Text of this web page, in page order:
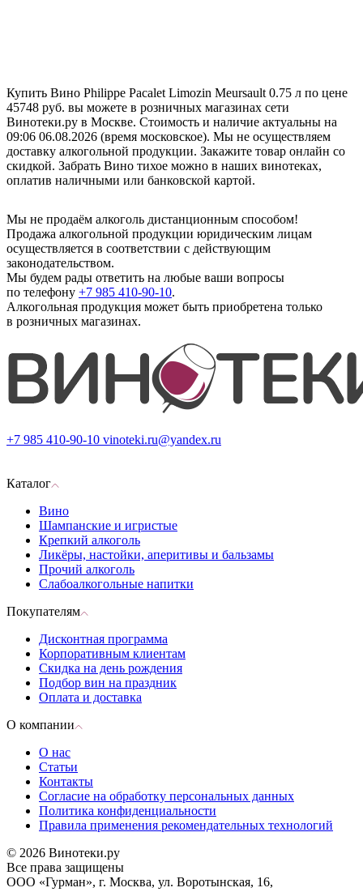
Купить Вино Philippe Pacalet Limozin Meursault 0.75 л по цене
45748 руб. вы можете в розничных магазинах сети
Винотеки.ру в Москве. Стоимость и наличие актуальны на
09:06 06.08.2026 (время московское). Мы не осуществляем
доставку алкогольной продукции. Закажите товар онлайн со
скидкой. Забрать Вино тихое можно в наших винотеках,
оплатив наличными или банковской картой.
Мы не продаём алкоголь дистанционным способом!
Продажа алкогольной продукции юридическим лицам
осуществляется в соответствии с действующим
законодательством.
Мы будем рады ответить на любые ваши вопросы
по телефону +7 985 410-90-10.
Алкогольная продукция может быть приобретена только
в розничных магазинах.
+7 985 410-90-10 vinoteki.ru@yandex.ru
Каталог
Вино
Шампанские и игристые
Крепкий алкоголь
Ликёры, настойки, аперитивы и бальзамы
Прочий алкоголь
Слабоалкогольные напитки
Покупателям
Дисконтная программа
Корпоративным клиентам
Скидка на день рождения
Подбор вин на праздник
Оплата и доставка
О компании
О нас
Статьи
Контакты
Согласие на обработку персональных данных
Политика конфиденциальности
Правила применения рекомендательных технологий
© 2026 Винотеки.ру
Все права защищены
ООО «Гурман», г. Москва, ул. Воротынская, 16,